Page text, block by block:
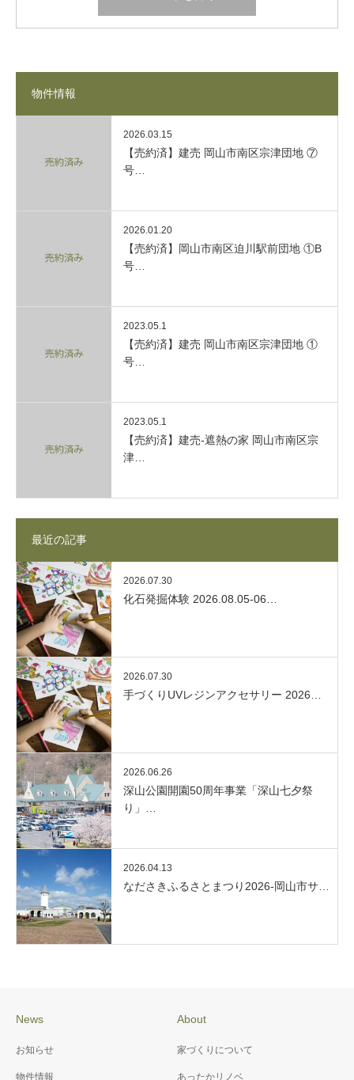
物件情報
2026.03.15
【売約済】建売 岡山市南区宗津団地 ⑦
号…
2026.01.20
【売約済】岡山市南区迫川駅前団地 ①B
号…
2023.05.1
【売約済】建売 岡山市南区宗津団地 ①
号…
2023.05.1
【売約済】建売-遮熱の家 岡山市南区宗
津…
最近の記事
2026.07.30
化石発掘体験 2026.08.05-06…
2026.07.30
手づくりUVレジンアクセサリー 2026…
2026.06.26
深山公園開園50周年事業「深山七夕祭
り」…
2026.04.13
なださきふるさとまつり2026-岡山市サ…
News
お知らせ
物件情報
About
家づくりについて
あったかリノベ